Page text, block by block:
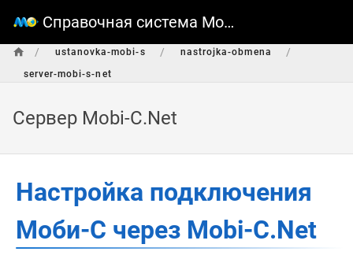
Справочная система Моби-С
/ ustanovka-mobi-s / nastrojka-obmena /
server-mobi-s-net
Сервер Mobi-С.Net
Настройка подключения
Моби-С через Mobi-C.Net